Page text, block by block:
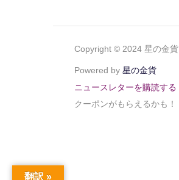
Copyright © 2024 星の金貨.
Powered by 星の金貨
ニュースレターを購読する
クーポンがもらえるかも！
翻訳 »